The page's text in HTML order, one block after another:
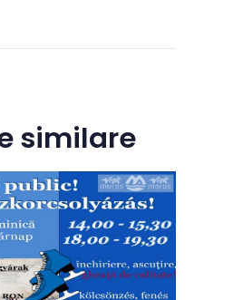
similare